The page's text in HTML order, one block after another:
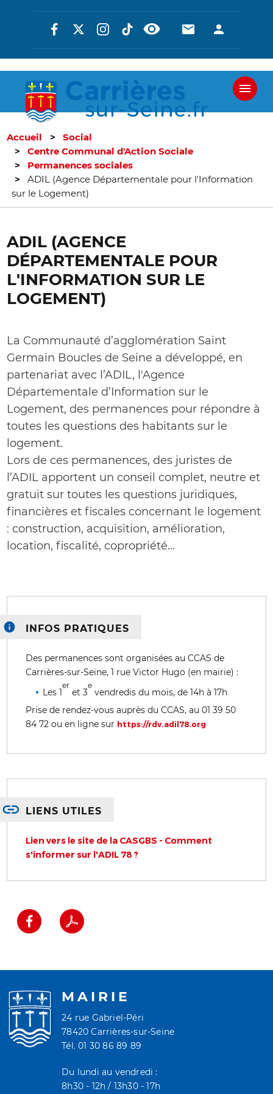
Aller
au
contenu
Réseaux
En-
-
En-
-
Accueil
Social
Centre Communal d'Action Sociale
Permanences sociales
ADIL (Agence Départementale pour l'Information
sur le Logement)
ADIL (AGENCE
DÉPARTEMENTALE POUR
L'INFORMATION SUR LE
LOGEMENT)
La Communauté d’agglomération Saint
Germain Boucles de Seine a développé, en
partenariat avec l’ADIL, l'Agence
Départementale d’Information sur le
Logement, des permanences pour répondre à
toutes les questions des habitants sur le
logement.
Lors de ces permanences, des juristes de
l’ADIL apportent un conseil complet, neutre et
gratuit sur toutes les questions juridiques,
financières et fiscales concernant le logement
: construction, acquisition, amélioration,
location, fiscalité, copropriété...
INFOS PRATIQUES
Des permanences sont organisées au CCAS de
Carrières-sur-Seine, 1 rue Victor Hugo (en mairie) :
Les 1
er
et 3
e
vendredis du mois, de 14h à 17h
Prise de rendez-vous auprès du CCAS, au 01 39 50
84 72 ou en ligne sur https://rdv.adil78.org
LIENS UTILES
Lien vers le site de la CASGBS - Comment
s'informer sur l'ADIL 78 ?
MAIRIE
24 rue Gabriel-Péri
78420 Carrières-sur-Seine
Tél. 01 30 86 89 89
Du lundi au vendredi :
8h30 - 12h / 13h30 - 17h